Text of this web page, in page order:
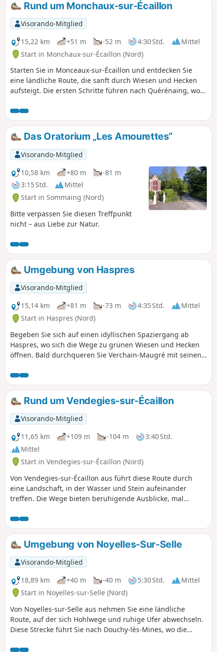
Rund um Monchaux-sur-Écaillon
Visorando-Mitglied
15,22 km
+51 m -52 m 4:30 Std.
Mittel
Start in Monchaux-sur-Écaillon (Nord)
Starten Sie in Monceaux-sur-Écaillon und entdecken Sie
eine ländliche Route, die sanft durch Wiesen und Hecken
aufsteigt. Die ersten Schritte führen nach Quérénaing, wo
Kleingärten vermischt. In Richtung Maing laden der
Arenberg-Kanal und seine grünen Ufer zu einer
besinnlichen Pause ein. Die letzte Etappe nach Thaint
offenbart idyllische Ausblicke auf das Écaillon-Tal zwischen
Rapsfeldern und geheimnisvollen Wäldchen. Nehmen Sie
eine Trinkflasche mit, um diesen Ausflug in die Region
Valenciennes in vollen Zügen genießen zu können.
Das Oratorium „Les Amourettes“
Visorando-Mitglied
10,58 km
+80 m
-81 m
3:15 Std.
Mittel
Start in Sommaing (Nord)
Bitte verpassen Sie diesen Treffpunkt
nicht – aus Liebe zur Natur.
Umgebung von Haspres
Visorando-Mitglied
15,14 km
+81 m -73 m 4:35 Std.
Mittel
Start in Haspres (Nord)
Begeben Sie sich auf einen idyllischen Spaziergang ab
Haspres, wo sich die Wege zu grünen Wiesen und Hecken
öffnen. Bald durchqueren Sie Verchain-Maugré mit seinen
Sie Monchaux-sur-Écaillon erreichen, wo das Wasser des
Baches friedlich am Ufer entlangfließt. Jeder Moment dieser
Rundwanderung lädt Sie dazu ein, langsamer zu werden:
Vogelgezwitscher, der Duft von Wildblumen und der Anblick
einer Kapelle mitten auf dem Land begleiten Sie auf Ihrem
Weg. Vergessen Sie nicht Ihre Trinkflasche und Ihre
Kamera, um diese authentischen Landschaften festzuhalten
und das Vergnügen über diesen Ausflug hinaus zu
verlängern.
Rund um Vendegies-sur-Écaillon
Visorando-Mitglied
11,65 km
+109 m -104 m
3:40 Std.
Mittel
Start in Vendegies-sur-Écaillon (Nord)
Von Vendegies-sur-Écaillon aus führt diese Route durch
eine Landschaft, in der Wasser und Stein aufeinander
treffen. Die Wege bieten beruhigende Ausblicke, mal
Ufern des Écaillon. Bermerain offenbart seine warmen
Fassaden aus rotem Backstein, Saint-Martin-sur-Écaillon
besticht durch seine Ruhe und seine friedlichen Gassen,
und Sommaing-sur-Écaillon bietet als krönender Abschluss
ein idyllisches Panorama, in dem die Zeit still zu stehen
scheint. Ein Spaziergang, der Sanftheit, Authentizität und
ländlichen Charme vereint und perfekt ist, um sich vom
ruhigen Rhythmus des Haut-Cambrésis mitreißen zu
lassen.
Umgebung von Noyelles-Sur-Selle
Visorando-Mitglied
18,89 km
+40 m -40 m 5:30 Std.
Mittel
Start in Noyelles-sur-Selle (Nord)
Von Noyelles-sur-Selle aus nehmen Sie eine ländliche
Route, auf der sich Hohlwege und ruhige Ufer abwechseln.
Diese Strecke führt Sie nach Douchy-lès-Mines, wo die
erinnern, dann zu den restaurierten Kanälen von Denain,